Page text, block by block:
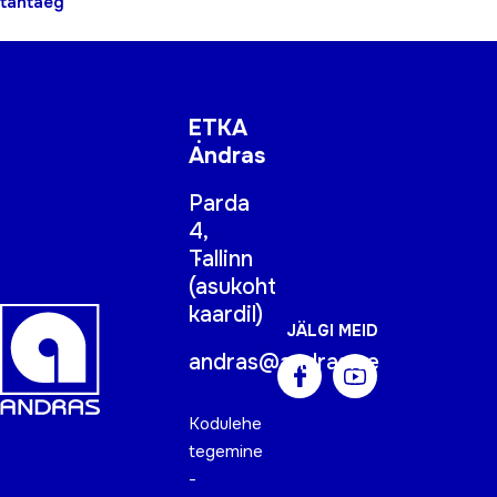
ETKA
Andras
Parda
4,
Tallinn
(asukoht
kaardil)
andras@andras.ee
Kodulehe
tegemine
-
JÄLGI MEID